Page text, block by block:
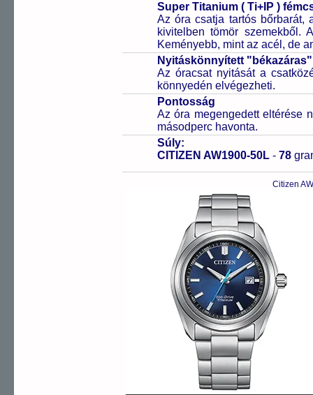
Super Titanium ( Ti+IP )
Az óra csatja tartós bőrbarát,
kivitelben tömör szemekből.
Keményebb, mint az acél, de
Nyitáskönnyített
Az óracsat nyitását a
könnyedén elvégezheti.
Pontosság
Az óra megengedett eltérése
másodperc havonta.
Súly:
CITIZEN AW1900-50L - 78
Citizen